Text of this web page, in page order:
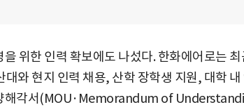
을 위한 인력 확보에도 나섰다. 한화에어로는
대와 현지 인력 채용, 산학 장학생 지원, 대학
해각서(MOU·Memorandum of